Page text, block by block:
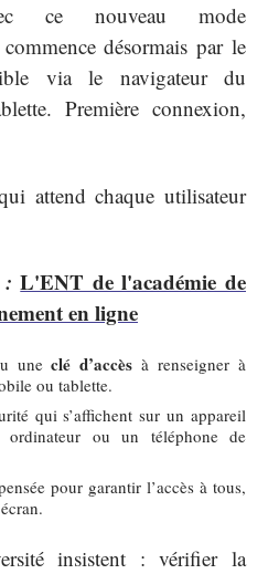
ce nouveau mode
désormais par le
via le navigateur du
Première connexion,
attend chaque utilisateur
: L'ENT de l'académie de
en ligne
uneclé d’accès à renseigner à
ou tablette.
qui s’affichent sur un appareil
ordinateur ou un téléphone de
pour garantir l’accès à tous,
insistent : vérifier la